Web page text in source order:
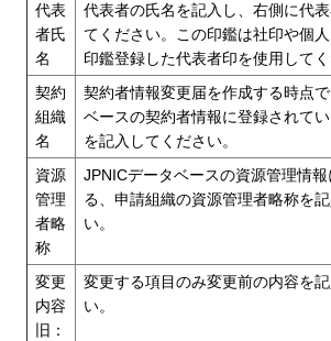
代表
者氏
名
代表者の氏名を記入し、右側に代
てください。この印鑑は社印や個人
印鑑登録した代表者印を使用してく
契約
組織
名
契約者情報変更届を作成する時点
ベースの契約者情報に登録されて
を記入してください。
資源
管理
者略
称
JPNICデータベースの資源管理情
る、申請組織の資源管理者略称を
い。
変更
内容
旧：
変更する項目のみ変更前の内容を
い。